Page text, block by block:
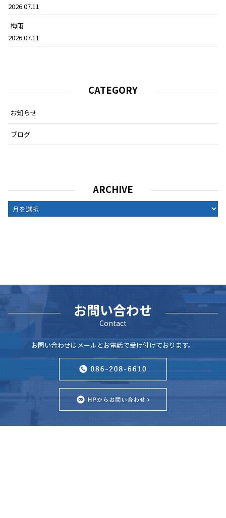
2026.07.11
梅雨
2026.07.11
CATEGORY
お知らせ
ブログ
ARCHIVE
ARCHIVE
お問い合わせ
Contact
お問い合わせはメールとお電話で受け付けております。